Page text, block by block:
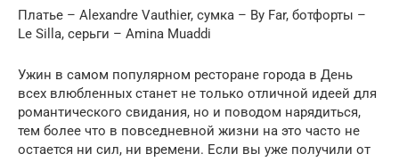
Платье – Alexandre Vauthier, сумка – By Far, ботфорты –
Le Silla, серьги – Amina Muaddi
Ужин в самом популярном ресторане города в День
всех влюбленных станет не только отличной идеей для
романтического свидания, но и поводом нарядиться,
тем более что в повседневной жизни на это часто не
остается ни сил, ни времени. Если вы уже получили от